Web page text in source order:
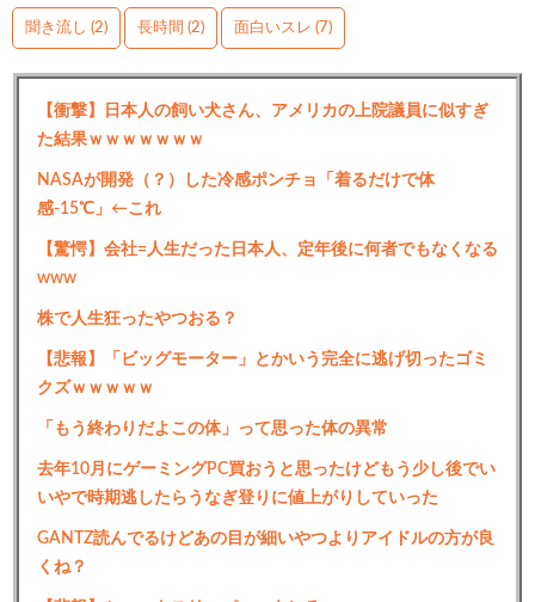
聞き流し (2) 長時間 (2) 面白いスレ (7)
【衝撃】日本人の飼い犬さん、アメリカの上院議員に似すぎ
た結果ｗｗｗｗｗｗｗ
NASAが開発（？）した冷感ポンチョ「着るだけで体
感-15℃」←これ
【驚愕】会社=人生だった日本人、定年後に何者でもなくなる
www
株で人生狂ったやつおる？
【悲報】「ビッグモーター」とかいう完全に逃げ切ったゴミ
クズｗｗｗｗｗ
「もう終わりだよこの体」って思った体の異常
去年10月にゲーミングPC買おうと思ったけどもう少し後でい
いやで時期逃したらうなぎ登りに値上がりしていった
GANTZ読んでるけどあの目が細いやつよりアイドルの方が良
くね？